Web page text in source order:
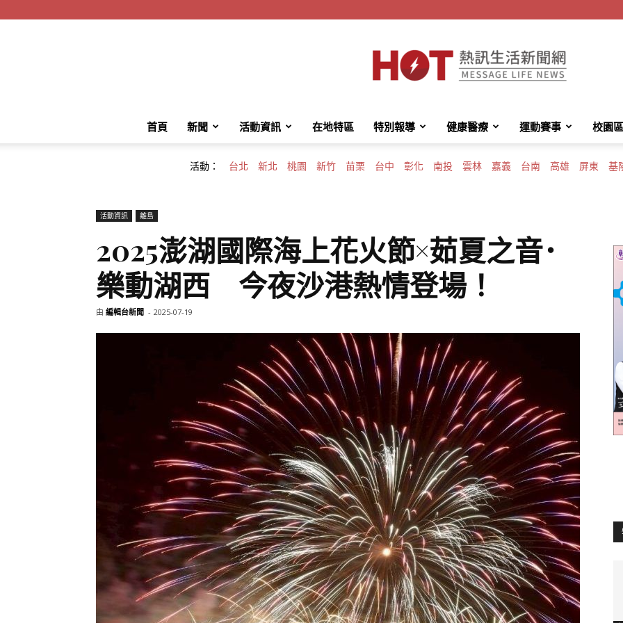
HotMessage
生
活
新
首頁 新聞 活動資訊 在地特區 特別報導 健康醫療 運動賽事 校園區
活動： 台北 新北 桃園 新竹 苗栗 台中 彰化 南投 雲林 嘉義 台南 高雄 屏東 基
活動資訊 離島
2025澎湖國際海上花火節×茹夏之音･
樂動湖西 今夜沙港熱情登場！
由 編輯台新聞 - 2025-07-19